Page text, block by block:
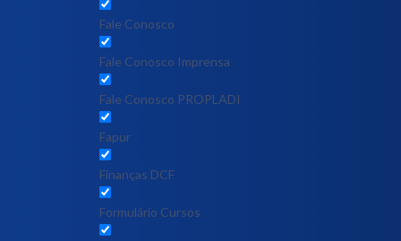
Fale Conosco
Fale Conosco Imprensa
Fale Conosco PROPLADI
Fapur
Finanças DCF
Formulário Cursos